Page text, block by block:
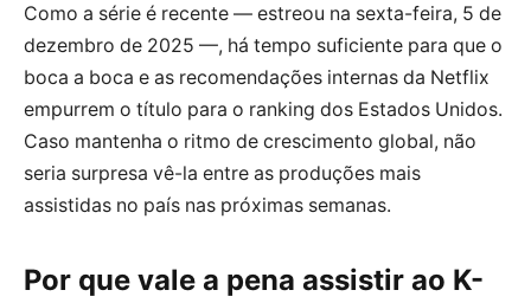
Como a série é recente — estreou na sexta-feira, 5 de
dezembro de 2025 —, há tempo suficiente para que o
boca a boca e as recomendações internas da Netflix
empurrem o título para o ranking dos Estados Unidos.
Caso mantenha o ritmo de crescimento global, não
seria surpresa vê-la entre as produções mais
assistidas no país nas próximas semanas.
Por que vale a pena assistir ao K-